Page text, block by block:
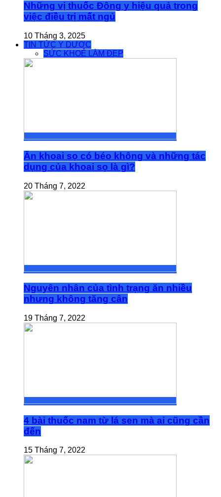
Những vị thuốc Đông y hiệu quả trong
việc điều trị mất ngủ
10 Tháng 3, 2025
TIN TỨC Y DƯỢC
SỨC KHOẺ LÀM ĐẸP
Ăn khoai sọ có béo không và những tác
dụng của khoai sọ là gì?
20 Tháng 7, 2022
Nguyên nhân của tình trạng ăn nhiều
nhưng không tăng cân
19 Tháng 7, 2022
4 bài thuốc nam từ lá sen mà ai cũng cần
đến
15 Tháng 7, 2022